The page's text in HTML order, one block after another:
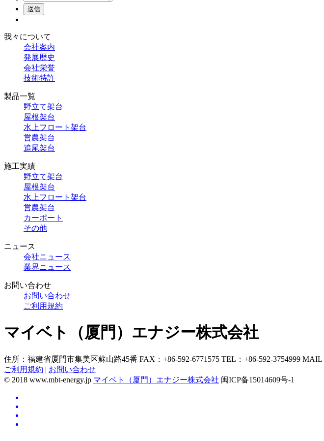
送信
我々について
会社案内
発展歴史
会社栄誉
技術特許
製品一覧
野立て架台
屋根架台
水上フロート架台
営農架台
追尾架台
施工実績
野立て架台
屋根架台
水上フロート架台
営農架台
カーポート
その他
ニュース
会社ニュース
業界ニュース
お問い合わせ
お問い合わせ
ご利用規約
マイベト（厦門）エナジー株式会社
住所：福建省厦門市集美区蘇山路45番 FAX：+86-592-6771575 TEL：+86-592-3754999 MAIL
ご利用規約 | お問い合わせ
© 2018 www.mbt-energy.jp マイベト（厦門）エナジー株式会社 闽ICP备15014609号-1